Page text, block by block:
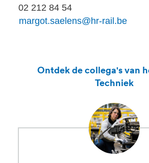
02 212 84 54
margot.saelens@hr-rail.be
Ontdek de collega's van
Techniek